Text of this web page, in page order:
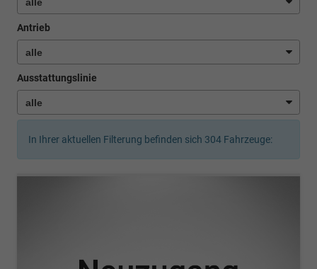
Antrieb
Ausstattungslinie
In Ihrer aktuellen Filterung befinden sich 304 Fahrzeuge: